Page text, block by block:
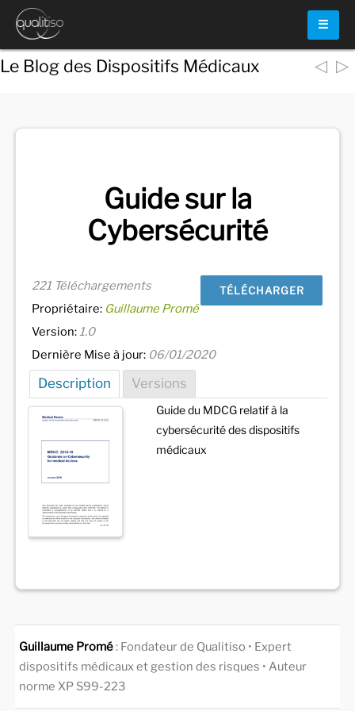
☰
Le Blog des Dispositifs Médicaux ◁ ▷
Guide sur la
Cybersécurité
TÉLÉCHARGER
221 Téléchargements
Propriétaire: Guillaume Promé
Version: 1.0
Dernière Mise à jour: 06/01/2020
Description Versions
Guide du MDCG relatif à la
cybersécurité des dispositifs
médicaux
Guillaume Promé: Fondateur de Qualitiso • Expert
dispositifs médicaux et gestion des risques • Auteur
norme XP S99-223